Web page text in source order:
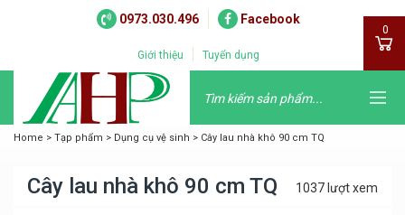
0973.030.496 Facebook
Giới thiệu Tuyển dụng
0
Home > Tạp phẩm > Dụng cụ vệ sinh > Cây lau nhà khô 90 cm TQ
Cây lau nhà khô 90 cm TQ 1037 lượt xem